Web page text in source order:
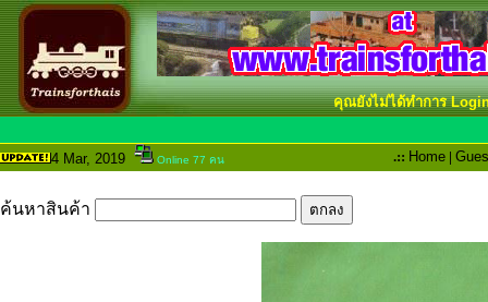
คุณยังไม่ได้ทำการ
4 Mar, 2019 Online 77 คน .:: Home |
ค้นหาสินค้า